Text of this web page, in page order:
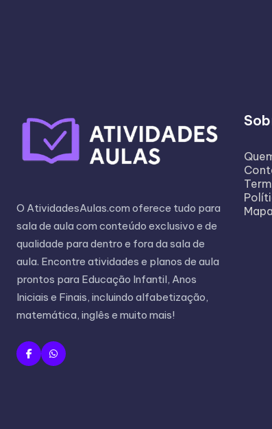
O AtividadesAulas.com oferece tudo para
sala de aula com conteúdo exclusivo e de
qualidade para dentro e fora da sala de
aula. Encontre atividades e planos de aula
prontos para Educação Infantil, Anos
Iniciais e Finais, incluindo alfabetização,
matemática, inglês e muito mais!